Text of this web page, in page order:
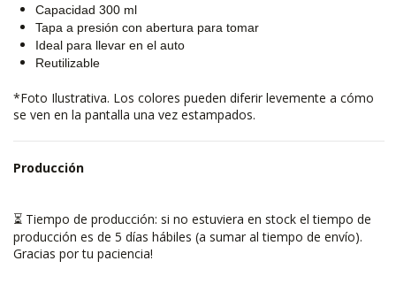
Capacidad 300 ml
Tapa a presión con abertura para tomar
Ideal para llevar en el auto
Reutilizable
*Foto Ilustrativa. Los colores pueden diferir levemente a cómo
se ven en la pantalla una vez estampados.
Producción
⏳ Tiempo de producción: si no estuviera en stock el tiempo de
producción es de 5 días hábiles (a sumar al tiempo de envío).
Gracias por tu paciencia!